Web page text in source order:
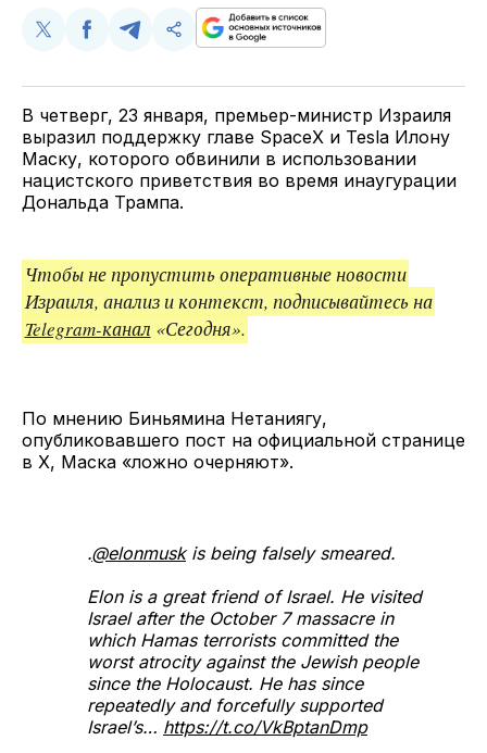
Поделиться
Twitter
Поделиться
Facebook
Поделиться
Telegram
Скопируйте
поделитесь
В четверг, 23 января, премьер-министр Израиля
выразил поддержку главе SpaceX и Tesla Илону
Маску, которого обвинили в использовании
нацистского приветствия во время инаугурации
Дональда Трампа.
Чтобы не пропустить оперативные новости
Израиля, анализ и контекст, подписывайтесь на
Telegram-канал «Сегодня».
По мнению Биньямина Нетаниягу,
опубликовавшего пост на официальной странице
в Х, Маска «ложно очерняют».
.@elonmuskis being falsely smeared.
Elon is a great friend of Israel. He visited
Israel after the October 7 massacre in
which Hamas terrorists committed the
worst atrocity against the Jewish people
since the Holocaust. He has since
repeatedly and forcefully supported
Israel’s… https://t.co/VkBptanDmp